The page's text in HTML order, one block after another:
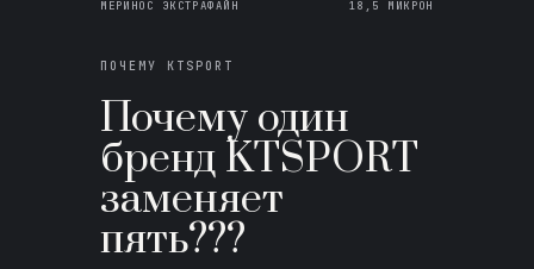
МЕРИНОС ЭКСТРАФАЙН 18,5 МИКРОН
ПОЧЕМУ KTSPORT
Почему один
бренд KTSPORT
заменяет
пять???